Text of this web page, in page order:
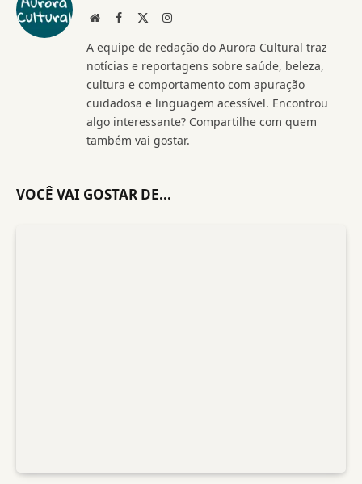
WebsiteFacebook Instagram
A equipe de redação do Aurora Cultural traz
notícias e reportagens sobre saúde, beleza,
cultura e comportamento com apuração
cuidadosa e linguagem acessível. Encontrou
algo interessante? Compartilhe com quem
também vai gostar.
VOCÊ VAI GOSTAR DE...